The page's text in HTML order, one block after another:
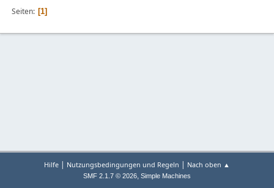
Seiten 1
Hilfe | Nutzungsbedingungen und Regeln | Nach oben ▲
SMF 2.1.7 © 2026, Simple Machines